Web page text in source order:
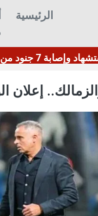
الرئيسية
ضد إيران
إعلان